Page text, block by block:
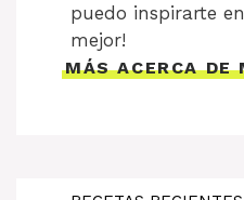
puedo inspirarte
mejor!
MÁS ACERCA DE